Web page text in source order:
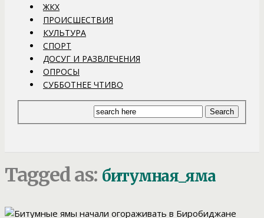
ЖКХ
ПРОИСШЕСТВИЯ
КУЛЬТУРА
СПОРТ
ДОСУГ И РАЗВЛЕЧЕНИЯ
ОПРОСЫ
СУББОТНЕЕ ЧТИВО
Tagged as: битумная_яма